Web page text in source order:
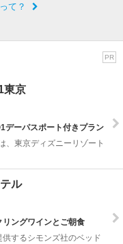
て？
PR
東京
デーパスポート付きプラン
、東京ディズニーリゾート
ル
ングワインとご朝食
するシモンズ社のベッド